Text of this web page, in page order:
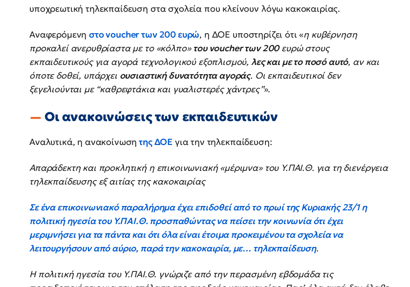
υποχρεωτική τηλεκπαίδευση στα σχολεία που κλείνουν λόγω κακοκαιρίας.
Αναφερόμενηστο voucher των 200 ευρώ, η ΔΟΕ υποστηρίζει ότι «η κυβέρνηση
προκαλεί ανερυθρίαστα με το «κόλπο» του voucher των 200ευρώ στους
εκπαιδευτικούς για αγορά τεχνολογικού εξοπλισμού, λες και με το ποσό αυτό, αν και
όποτε δοθεί, υπάρχει ουσιαστική δυνατότητα αγοράς. Οι εκπαιδευτικοί δεν
ξεγελιούνται με “καθρεφτάκια και γυαλιστερές χάντρες”».
Οι ανακοινώσεις των εκπαιδευτικών
Αναλυτικά, η ανακοίνωση της ΔΟΕ για την τηλεκπαίδευση:
Απαράδεκτη και προκλητική η επικοινωνιακή «μέριμνα» του Υ.ΠΑΙ.Θ. για τη διενέργεια
τηλεκπαίδευσης εξ αιτίας της κακοκαιρίας
Σε ένα επικοινωνιακό παραλήρημα έχει επιδοθεί από το πρωί της Κυριακής 23/1 η
πολιτική ηγεσία του Υ.ΠΑΙ.Θ. προσπαθώντας να πείσει την κοινωνία ότι έχει
μεριμνήσει για τα πάντα και ότι όλα είναι έτοιμα προκειμένου τα σχολεία να
λειτουργήσουν από αύριο, παρά την κακοκαιρία, με… τηλεκπαίδευση.
Η πολιτική ηγεσία του Υ.ΠΑΙ.Θ. γνώριζε από την περασμένη εβδομάδα τις